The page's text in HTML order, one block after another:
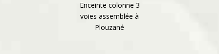
Enceinte colonne 3
voies assemblée à
Plouzané